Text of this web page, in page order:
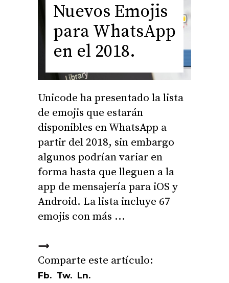
Nuevos Emojis
para WhatsApp
en el 2018.
Unicode ha presentado la lista
de emojis que estarán
disponibles en WhatsApp a
partir del 2018, sin embargo
algunos podrían variar en
forma hasta que lleguen a la
app de mensajería para iOS y
Android. La lista incluye 67
emojis con más
Fb. Tw. Ln.